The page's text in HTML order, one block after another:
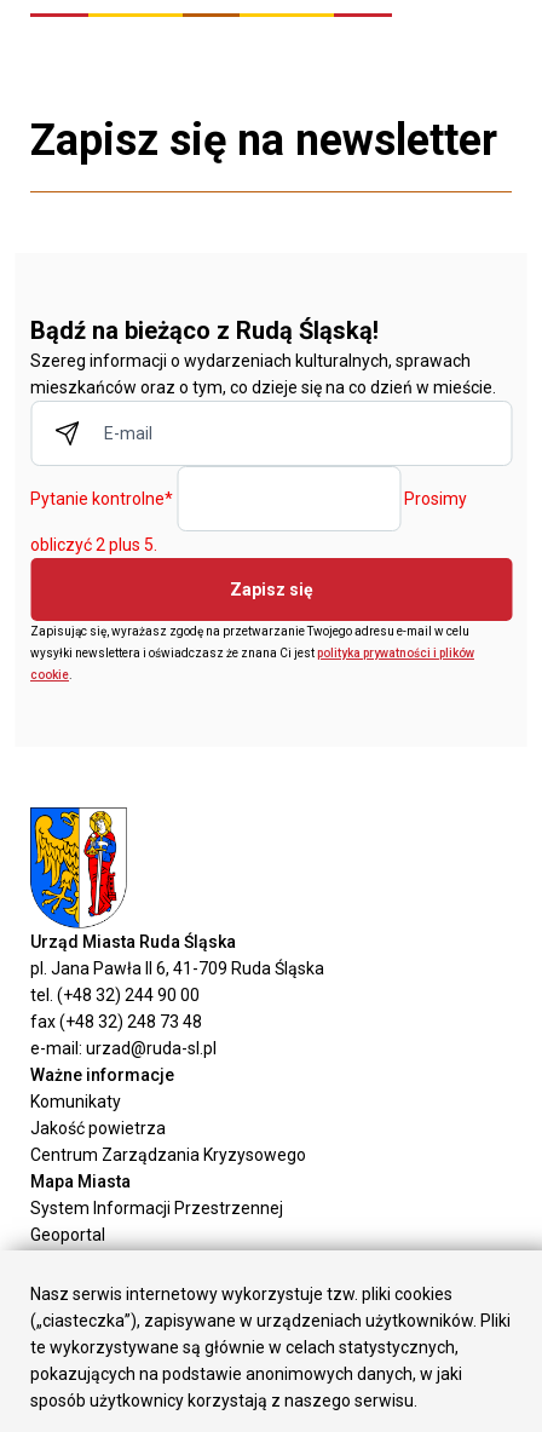
Zapisz się na newsletter
Bądź na bieżąco z Rudą Śląską!
Szereg informacji o wydarzeniach kulturalnych, sprawach
mieszkańców oraz o tym, co dzieje się na co dzień w mieście.
Pytanie kontrolne* Prosimy
obliczyć 2 plus 5.
Zapisz się
Zapisując się, wyrażasz zgodę na przetwarzanie Twojego adresu e-mail w celu
wysyłki newslettera i oświadczasz że znana Ci jestpolityka prywatności i plików
cookie
Urząd Miasta Ruda Śląska
pl. Jana Pawła II 6, 41-709 Ruda Śląska
tel. (+48 32) 244 90 00
fax (+48 32) 248 73 48
e-mail: urzad@ruda-sl.pl
Ważne informacje
Komunikaty
Jakość powietrza
Centrum Zarządzania Kryzysowego
Mapa Miasta
System Informacji Przestrzennej
Geoportal
Załatw sprawę
Prezydent Miasta
Rada Miasta
Wydziały
Elektroniczna Skrzynka Podawcza
Nasz serwis internetowy wykorzystuje tzw. pliki cookies
(„ciasteczka”), zapisywane w urządzeniach użytkowników. Pliki
te wykorzystywane są głównie w celach statystycznych,
pokazujących na podstawie anonimowych danych, w jaki
sposób użytkownicy korzystają z naszego serwisu.